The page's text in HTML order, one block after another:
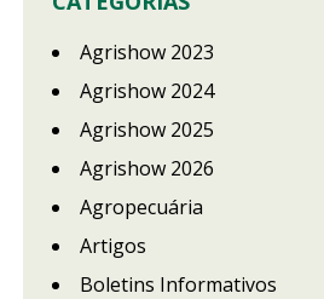
Agrishow 2023
Agrishow 2024
Agrishow 2025
Agrishow 2026
Agropecuária
Artigos
Boletins Informativos